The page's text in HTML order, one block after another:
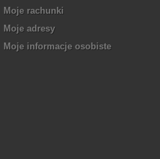
Moje rachunki
Moje adresy
Moje informacje osobiste